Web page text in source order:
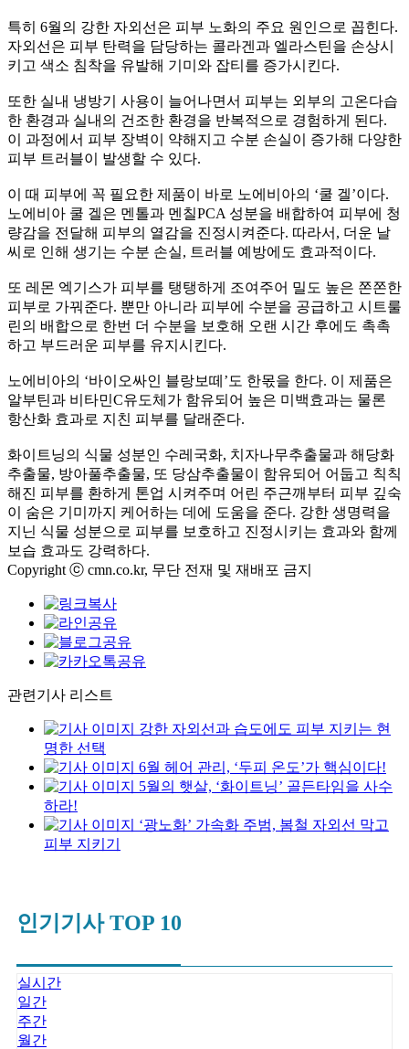
특히 6월의 강한 자외선은 피부 노화의 주요 원인으로 꼽힌다.
자외선은 피부 탄력을 담당하는 콜라겐과 엘라스틴을 손상시
키고 색소 침착을 유발해 기미와 잡티를 증가시킨다.
또한 실내 냉방기 사용이 늘어나면서 피부는 외부의 고온다습
한 환경과 실내의 건조한 환경을 반복적으로 경험하게 된다.
이 과정에서 피부 장벽이 약해지고 수분 손실이 증가해 다양한
피부 트러블이 발생할 수 있다.
이 때 피부에 꼭 필요한 제품이 바로 노에비아의 ‘쿨 겔’이다.
노에비아 쿨 겔은 멘톨과 멘칠PCA 성분을 배합하여 피부에 청
량감을 전달해 피부의 열감을 진정시켜준다. 따라서, 더운 날
씨로 인해 생기는 수분 손실, 트러블 예방에도 효과적이다.
또 레몬 엑기스가 피부를 탱탱하게 조여주어 밀도 높은 쫀쫀한
피부로 가꿔준다. 뿐만 아니라 피부에 수분을 공급하고 시트룰
린의 배합으로 한번 더 수분을 보호해 오랜 시간 후에도 촉촉
하고 부드러운 피부를 유지시킨다.
노에비아의 ‘바이오싸인 블랑보떼’도 한몫을 한다. 이 제품은
알부틴과 비타민C유도체가 함유되어 높은 미백효과는 물론
항산화 효과로 지친 피부를 달래준다.
화이트닝의 식물 성분인 수레국화, 치자나무추출물과 해당화
추출물, 방아풀추출물, 또 당삼추출물이 함유되어 어둡고 칙칙
해진 피부를 환하게 톤업 시켜주며 어린 주근깨부터 피부 깊숙
이 숨은 기미까지 케어하는 데에 도움을 준다. 강한 생명력을
지닌 식물 성분으로 피부를 보호하고 진정시키는 효과와 함께
보습 효과도 강력하다.
Copyright ⓒ cmn.co.kr, 무단 전재 및 재배포 금지
관련기사 리스트
강한 자외선과 습도에도 피부 지키는 현
명한 선택
6월 헤어 관리, ‘두피 온도’가 핵심이다!
5월의 햇살, ‘화이트닝’ 골든타임을 사수
하라!
‘광노화’ 가속화 주범, 봄철 자외선 막고
피부 지키기
인기기사 TOP 10
실시간
일간
주간
월간